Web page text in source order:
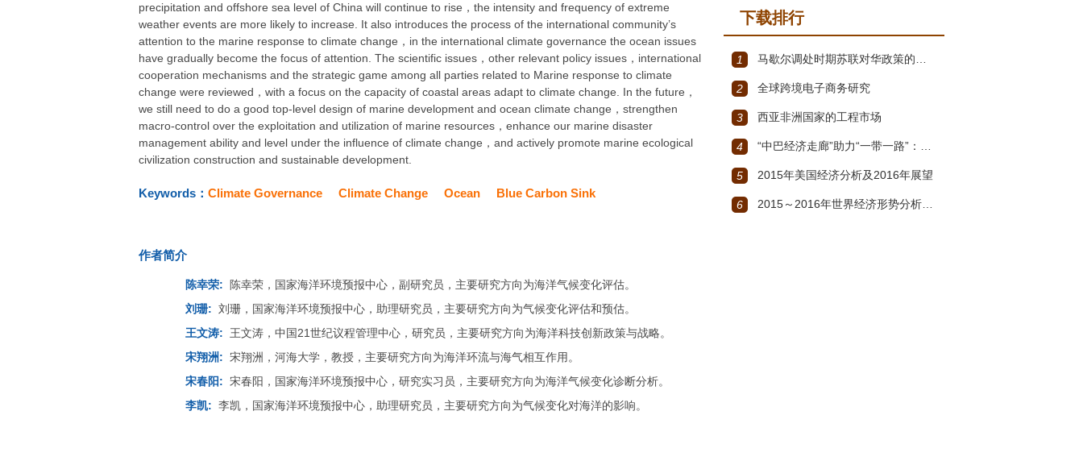
precipitation and offshore sea level of China will continue to rise，the intensity and frequency of extreme
weather events are more likely to increase. It also introduces the process of the international community’s
attention to the marine response to climate change，in the international climate governance the ocean issues
have gradually become the focus of attention. The scientific issues，other relevant policy issues，international
cooperation mechanisms and the strategic game among all parties related to Marine response to climate
change were reviewed，with a focus on the capacity of coastal areas adapt to climate change. In the future，
we still need to do a good top-level design of marine development and ocean climate change，strengthen
macro-control over the exploitation and utilization of marine resources，enhance our marine disaster
management ability and level under the influence of climate change，and actively promote marine ecological
civilization construction and sustainable development.
Keywords： Climate Governance Climate Change Ocean Blue Carbon Sink
作者简介
陈幸荣:
陈幸荣，国家海洋环境预报中心，副研究员，主要研究方向为海洋气候变化评估。
刘珊: 刘珊，国家海洋环境预报中心，助理研究员，主要研究方向为气候变化评估和预估。
王文涛:
王文涛，中国21世纪议程管理中心，研究员，主要研究方向为海洋科技创新政策与战略。
宋翔洲: 宋翔洲，河海大学，教授，主要研究方向为海洋环流与海气相互作用。
宋春阳: 宋春阳，国家海洋环境预报中心，研究实习员，主要研究方向为海洋气候变化诊断分析。
李凯: 李凯，国家海洋环境预报中心，助理研究员，主要研究方向为气候变化对海洋的影响。
下载排行
1 马歇尔调处时期苏联对华政策的演变（1945年12月～1947年1月）
2 全球跨境电子商务研究
3 西亚非洲国家的工程市场
4 “中巴经济走廊”助力“一带一路”：机遇与挑战
5 2015年美国经济分析及2016年展望
6 2015～2016年世界经济形势分析与展望